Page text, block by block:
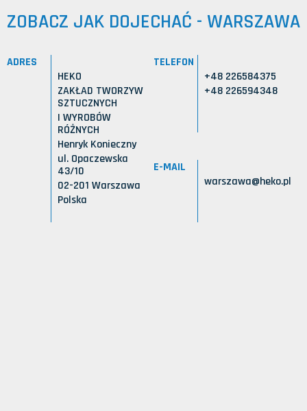
ZOBACZ JAK DOJECHAĆ - WARSZAWA
ADRES
HEKO
ZAKŁAD TWORZYW
SZTUCZNYCH
I WYROBÓW
RÓŻNYCH
Henryk Konieczny
ul. Opaczewska
43/10
02-201 Warszawa
Polska
TELEFON
+48 226584375
+48 226594348
E-MAIL
warszawa@heko.pl